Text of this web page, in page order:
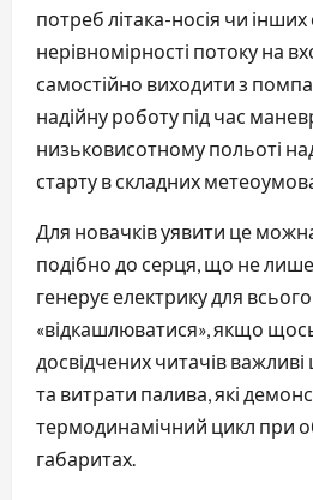
потреб літака-носія чи інших
нерівномірності потоку на
самостійно виходити з
надійну роботу під час
низьковисотному польоті
старту в складних
Для новачків уявити це
подібно до серця, що не
генерує електрику для
«відкашлюватися», якщо
досвідчених читачів
та витрати палива, які
термодинамічний цикл при
габаритах.